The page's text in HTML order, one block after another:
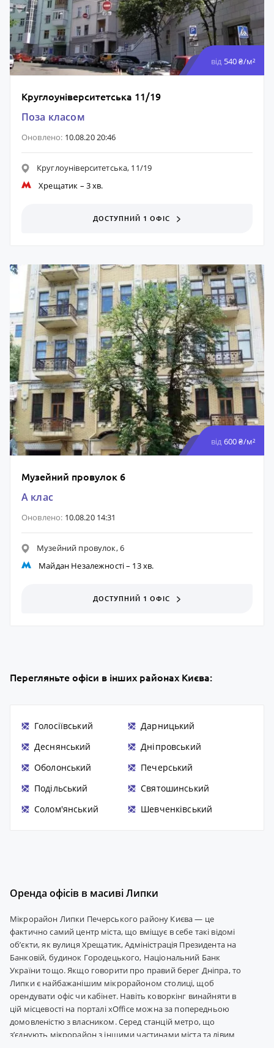
від 540 ₴/м²
Круглоуніверситетська 11/19
Поза класом
Оновлено: 10.08.20 20:46
Круглоуніверситетська, 11/19
Хрещатик – 3 хв.
ДОСТУПНИЙ 1 ОФІС
від 600 ₴/м²
Музейний провулок 6
A клас
Оновлено: 10.08.20 14:31
Музейний провулок, 6
Майдан Незалежності– 13 хв.
ДОСТУПНИЙ 1 ОФІС
Перегляньте офіси в інших районах Києва:
Голосіївський
Дарницький
Деснянський
Дніпровський
Оболонський
Печерський
Подільський
Святошинський
Солом'янський
Шевченківський
Оренда офісів в масиві Липки
Мікрорайон Липки Печерського району Києва — це
фактично самий центр міста, що вміщує в себе такі відомі
об’єкти, як вулиця Хрещатик, Адміністрація Президента на
Банковій, будинок Городецького, Національний Банк
України тощо. Якщо говорити про правий берег Дніпра, то
Липки є найбажанішим мікрорайоном столиці, щоб
орендувати офіс чи кабінет. Навіть коворкінг винайняти в
цій місцевості на порталі xOffice можна за попередньою
домовленістю з власником. Серед станцій метро, що
з’єднують мікрорайон з іншими частинами міста та лівим